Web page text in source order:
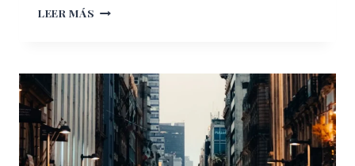
LEER MÁS ITALIA,
ENSUEÑO
QUE
ELIGIÓ
DUA
LIPA
PARA